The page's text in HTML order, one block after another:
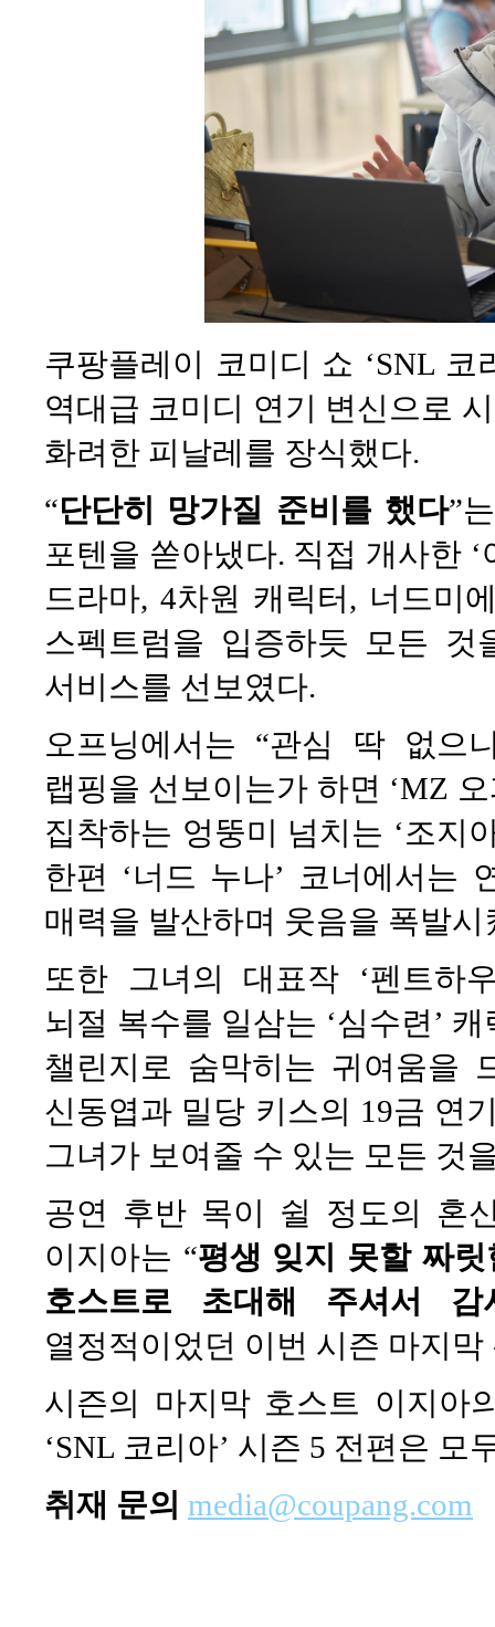
쿠팡플레이 코미디 쇼 ‘SNL
역대급 코미디 연기 변신으로
화려한 피날레를 장식했다.
“단단히 망가질 준비를 했다”
포텐을 쏟아냈다. 직접 개사한
드라마, 4차원 캐릭터, 너드미
스펙트럼을 입증하듯 모든
서비스를 선보였다.
오프닝에서는 “관심 딱 없으
랩핑을 선보이는가 하면 ‘MZ
집착하는 엉뚱미 넘치는 ‘조지
한편 ‘너드 누나’ 코너에서는
매력을 발산하며 웃음을 폭발시
또한 그녀의 대표작 ‘펜트하
뇌절 복수를 일삼는 ‘심수련’
챌린지로 숨막히는 귀여움을
신동엽과 밀당 키스의 19금 연
그녀가 보여줄 수 있는 모든 것
공연 후반 목이 쉴 정도의 혼
이지아는 “평생 잊지 못할 짜
호스트로 초대해 주셔서 감
열정적이었던 이번 시즌 마지
시즌의 마지막 호스트 이지아
‘SNL 코리아’ 시즌 5 전편은
취재 문의 media@coupang.com